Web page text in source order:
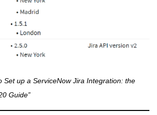
Set up a ServiceNow Jira Integration: the
Guide”